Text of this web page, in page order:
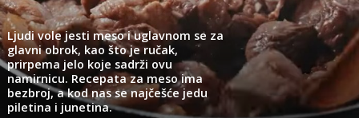
Ljudi vole jesti meso i uglavnom se za
glavni obrok, kao što je ručak,
prirpema jelo koje sadrži ovu
namirnicu. Recepata za meso ima
bezbroj, a kod nas se najčešće jedu
piletina i junetina.​​​​​​​